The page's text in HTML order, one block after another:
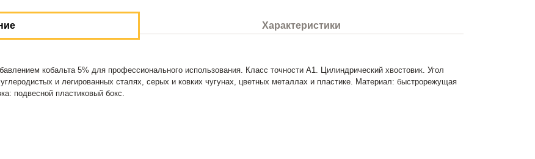
Характеристики
кобальта 5% для профессионального использования. Класс точности А1. Цилиндрический хвостовик. Угол
и легированных сталях, серых и ковких чугунах, цветных металлах и пластике. Материал: быстрорежущая
подвесной пластиковый бокс.